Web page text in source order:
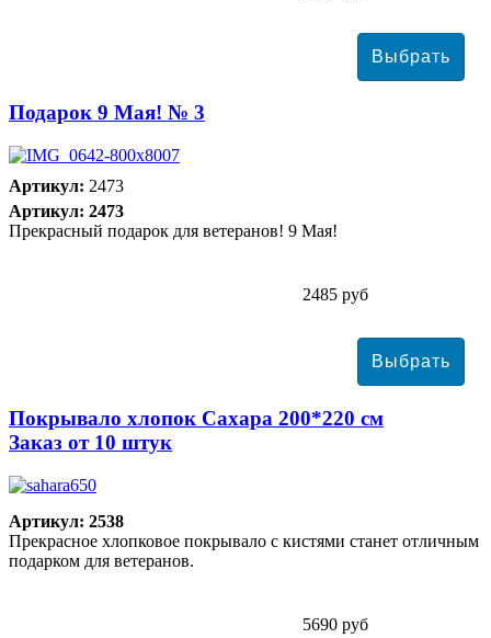
Подарок 9 Мая! № 3
Артикул: 2473
Артикул: 2473
Прекрасный подарок для ветеранов! 9 Мая!
2485 руб
Покрывало хлопок Сахара 200*220 см
Заказ от 10 штук
Артикул: 2538
Прекрасное хлопковое покрывало с кистями станет отличным
подарком для ветеранов.
5690 руб